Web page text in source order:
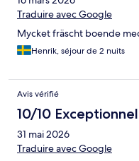
Traduire avec Google
Mycket fräscht boende
Henrik, séjour de 2 nuits
Avis vérifié
10/10 Exceptionnel
31 mai 2026
Traduire avec Google